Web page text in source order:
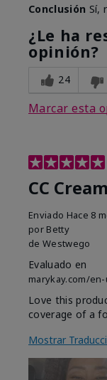
Conclusión Sí,
¿Le ha
opinión?
24
Marcar esta
CC Cream
Enviado Hace 8
por Betty
de Westwego
Evaluado en
marykay.com/
Love this
coverage of a
Mostrar